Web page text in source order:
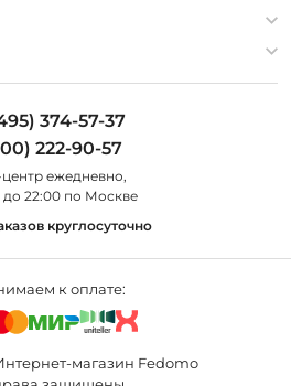
374-57-37
222-90-57
eжедневно,
до 22:00 по Москве
круглосуточно
к оплате:
магазин Fedomo